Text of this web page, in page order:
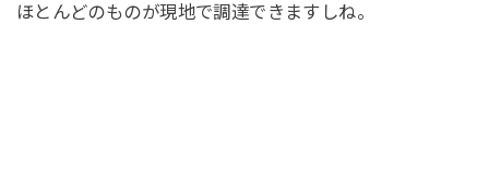
ほとんどのものが現地で調達できますしね。